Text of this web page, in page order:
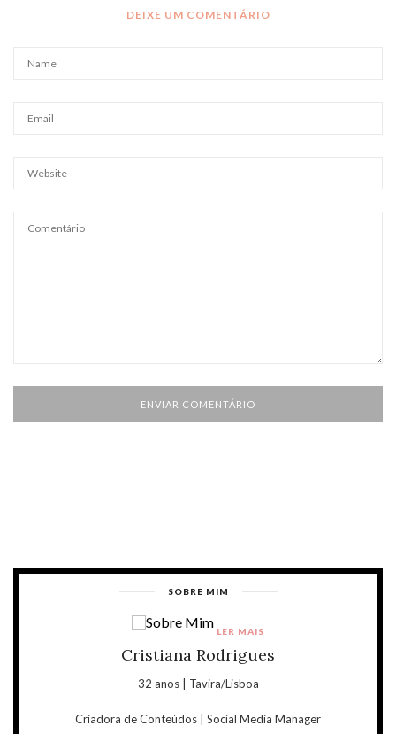
DEIXE UM COMENTÁRIO
SOBRE MIM
Cristiana Rodrigues
32 anos | Tavira/Lisboa
Criadora de Conteúdos | Social Media Manager
LER MAIS